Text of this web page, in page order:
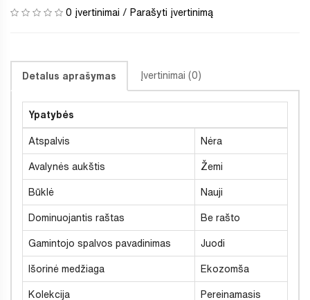
0 įvertinimai / Parašyti įvertinimą
Detalus aprašymas Įvertinimai (0)
Ypatybės
Atspalvis Nėra
Avalynės aukštis Žemi
Būklė Nauji
Dominuojantis raštas Be rašto
Gamintojo spalvos pavadinimas Juodi
Išorinė medžiaga Ekozomša
Kolekcija Pereinamasis